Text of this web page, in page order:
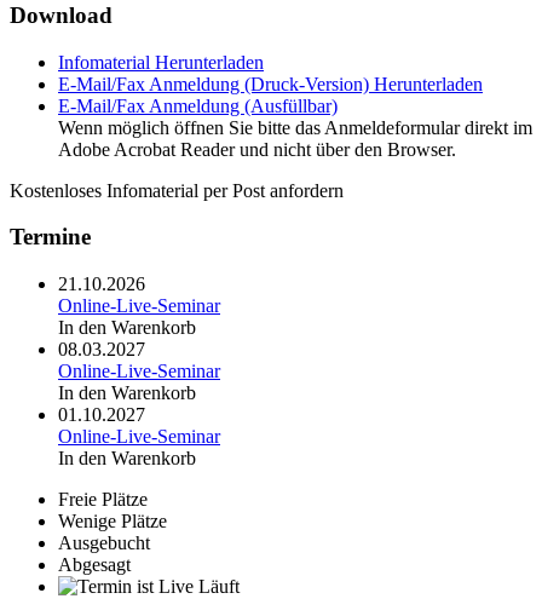
Download
Infomaterial Herunterladen
E-Mail/Fax Anmeldung (Druck-Version) Herunterladen
E-Mail/Fax Anmeldung (Ausfüllbar)
Wenn möglich öffnen Sie bitte das Anmeldeformular direkt im
Adobe Acrobat Reader und nicht über den Browser.
Kostenloses Infomaterial per Post anfordern
Termine
21.10.2026
Online-Live-Seminar
In den Warenkorb
08.03.2027
Online-Live-Seminar
In den Warenkorb
01.10.2027
Online-Live-Seminar
In den Warenkorb
Freie Plätze
Wenige Plätze
Ausgebucht
Abgesagt
Läuft